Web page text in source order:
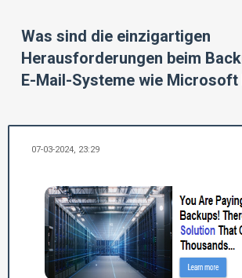
Was sind die einzigartigen
Herausforderungen beim
E-Mail-Systeme wie Microsoft
07-03-2024, 23:29